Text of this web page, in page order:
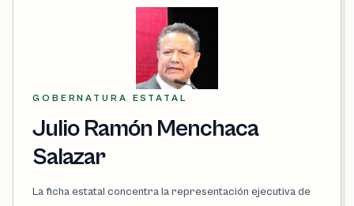
GOBERNATURA ESTATAL
Julio Ramón Menchaca
Salazar
La ficha estatal concentra la representación ejecutiva de